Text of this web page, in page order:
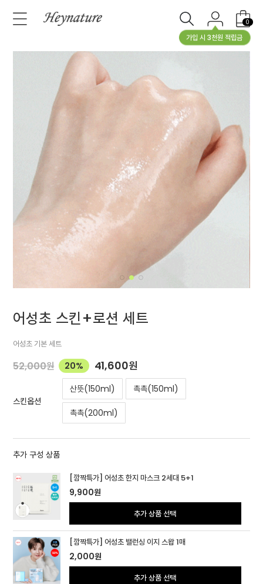
가입 시 3천원 적립금
0
어성초 스킨+로션 세트
어성초 기본 세트
52,000원 20% 41,600원
스킨옵션
산뜻(150ml) 촉촉(150ml)
촉촉(200ml)
추가 구성 상품
[깜짝특가] 어성초 한지 마스크 2세대 5+1
9,900원
추가 상품 선택
[깜짝특가] 어성초 밸런싱 이지 스왑 1매
2,000원
추가 상품 선택